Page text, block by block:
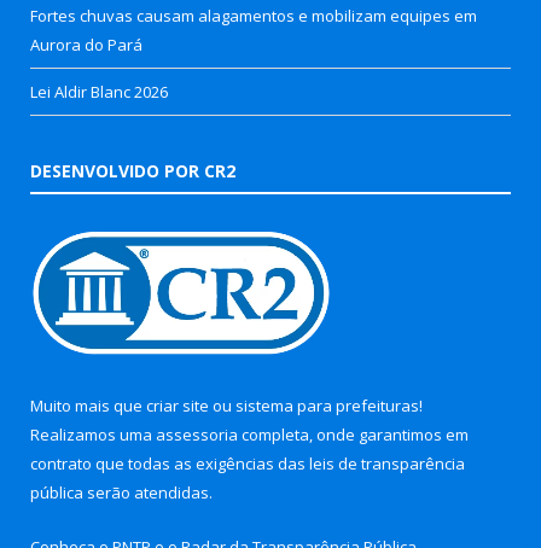
Fortes chuvas causam alagamentos e mobilizam equipes em
Aurora do Pará
Lei Aldir Blanc 2026
DESENVOLVIDO POR CR2
Muito mais que criar site ou sistema para prefeituras!
Realizamos uma assessoria completa, onde garantimos em
contrato que todas as exigências das leis de transparência
pública serão atendidas.